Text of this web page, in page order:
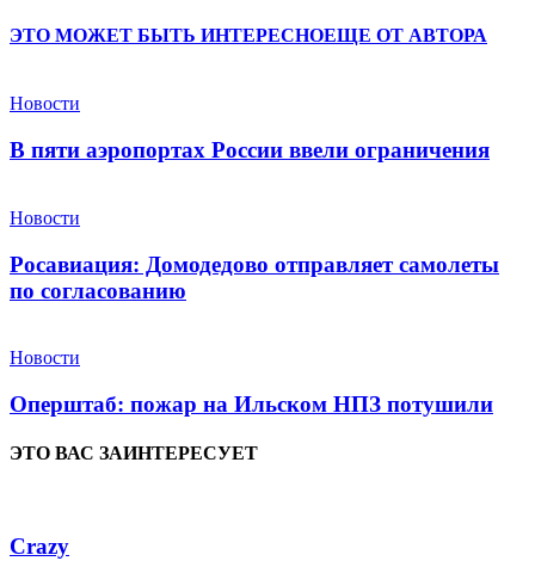
ЭТО МОЖЕТ БЫТЬ ИНТЕРЕСНОЕЩЕ ОТ АВТОРА
Новости
В пяти аэропортах России ввели ограничения
Новости
Росавиация: Домодедово отправляет самолеты
по согласованию
Новости
Оперштаб: пожар на Ильском НПЗ потушили
ЭТО ВАС ЗАИНТЕРЕСУЕТ
Crazy